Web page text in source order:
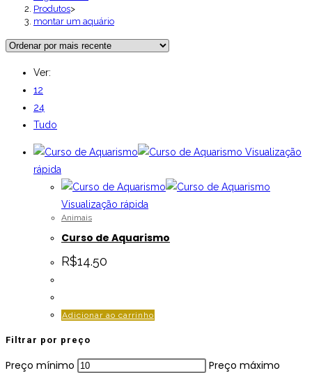
Produtos>
montar um aquário
Ver:
12
24
Tudo
Visualização
rápida
Visualização rápida
Animais
Curso de Aquarismo
R$14.50
Adicionar ao carrinho
Filtrar por preço
Preço mínimo Preço máximo